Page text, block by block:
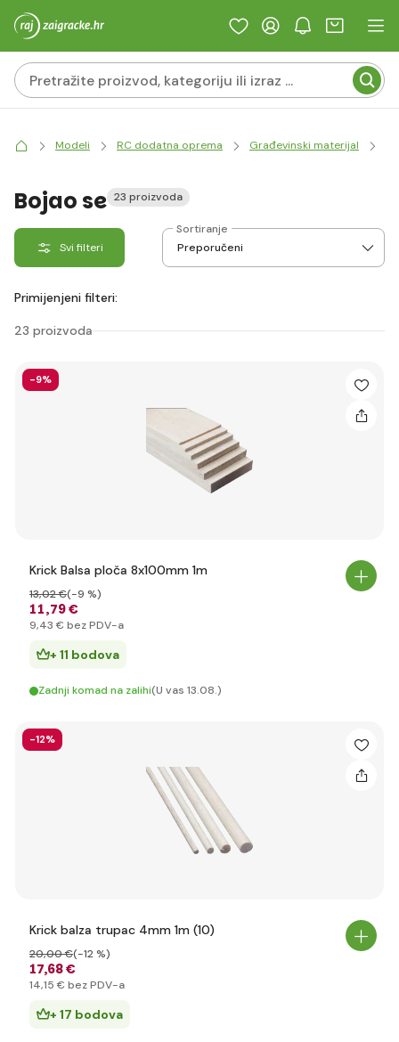
Modeli RC dodatna oprema Građevinski materijal
Bojao se 23 proizvoda
Svi filteri
Sortiranje
Primijenjeni filteri:
23 proizvoda
-9%
Krick Balsa ploča 8x100mm 1m
11,79 €
13,02 €(-9 %)
9,43 € bez PDV-a
+ 11 bodova
Zadnji komad na zalihi(U vas 13.08.)
-12%
Krick balza trupac 4mm 1m (10)
17,68 €
20,00 €(-12 %)
14,15 € bez PDV-a
+ 17 bodova